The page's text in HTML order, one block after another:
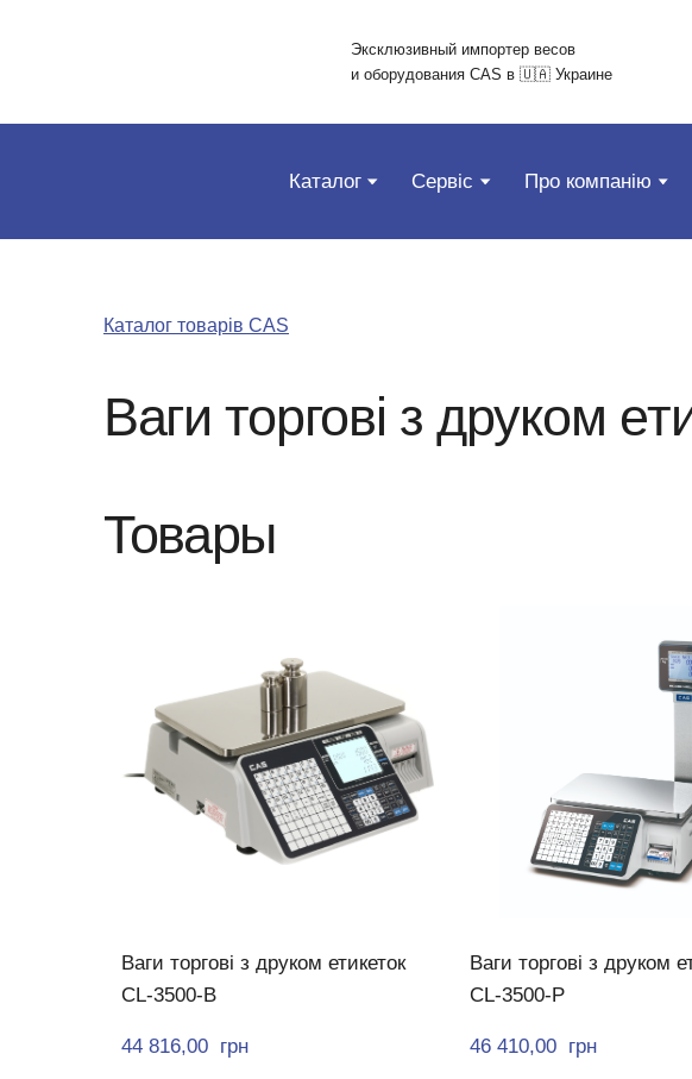
Эксклюзивный импортер весов
и оборудования CAS в 🇺🇦 Украине
Каталог Сервіс Про компанію
Каталог товарів CAS
Ваги торгові з друком
Товары
Ваги торгові з друком етикеток
CL-3500-B
44 816,00  грн
Ваги торгові з друком
CL-3500-P
46 410,00  грн